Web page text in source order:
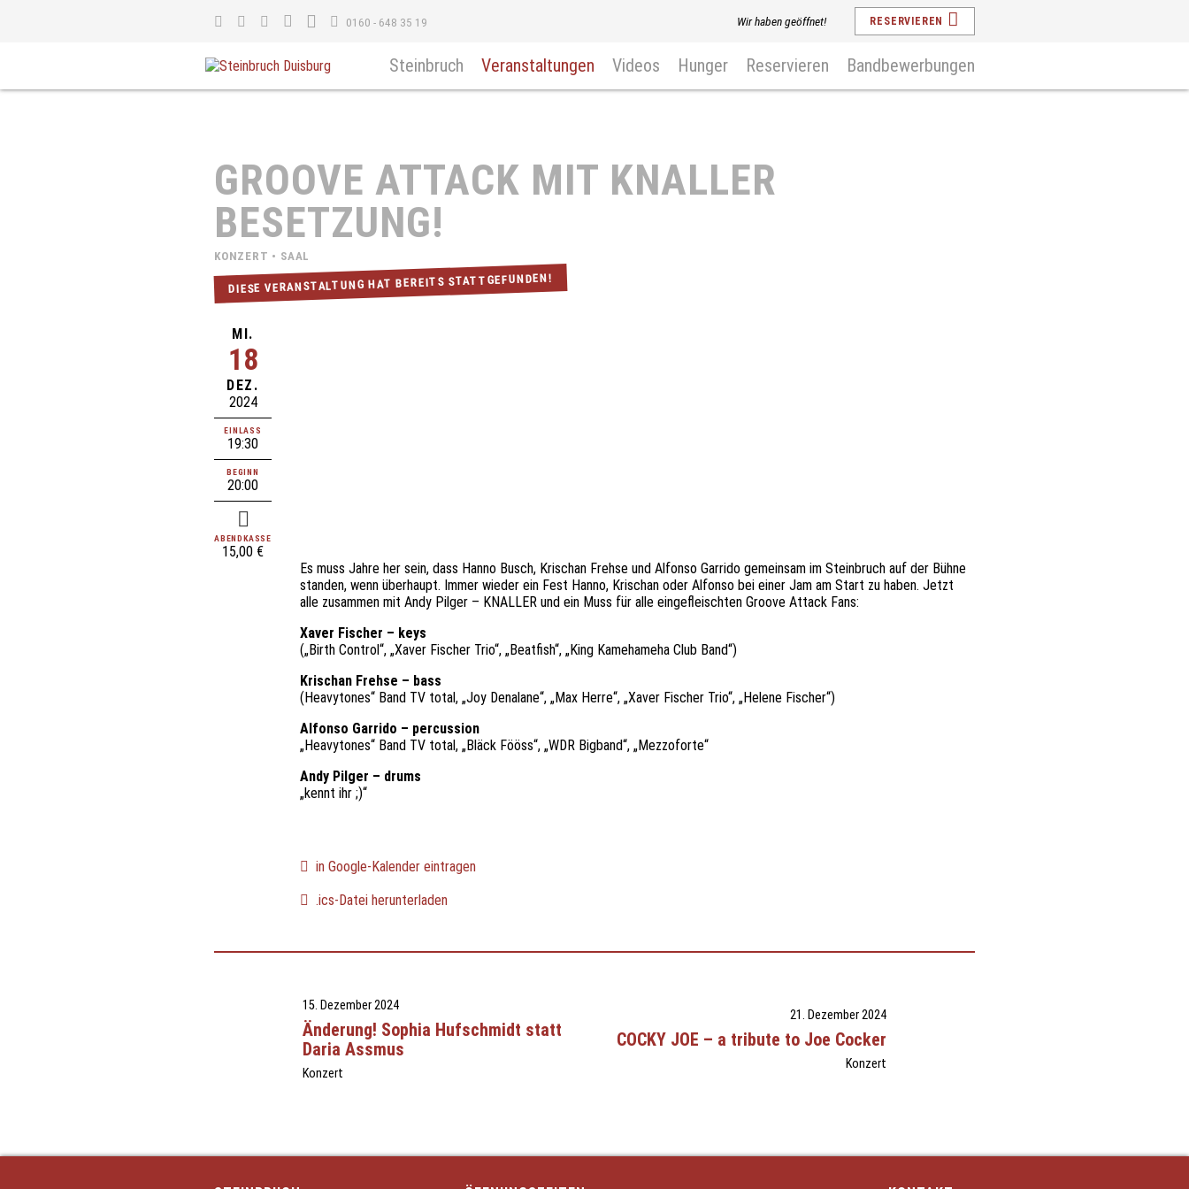
Steinbruch Veranstaltungen Videos Hunger Reservieren Bandbewerbungen
0160 - 648 35 19 Wir haben geöffnet! RESERVIEREN
GROOVE ATTACK MIT KNALLER
BESETZUNG!
KONZERT • SAAL
DIESE VERANSTALTUNG HAT BEREITS STATTGEFUNDEN!
MI.
18
DEZ.
2024
EINLASS
19:30
BEGINN
20:00
ABENDKASSE
15,00 €
Es muss Jahre her sein, dass Hanno Busch, Krischan Frehse und Alfonso Garrido gemeinsam im Steinbruch auf der Bühne
standen, wenn überhaupt. Immer wieder ein Fest Hanno, Krischan oder Alfonso bei einer Jam am Start zu haben. Jetzt
alle zusammen mit Andy Pilger – KNALLER und ein Muss für alle eingefleischten Groove Attack Fans:
Xaver Fischer – keys
(„Birth Control“, „Xaver Fischer Trio“, „Beatfish“, „King Kamehameha Club Band“)
Krischan Frehse – bass
(Heavytones“ Band TV total, „Joy Denalane“, „Max Herre“, „Xaver Fischer Trio“, „Helene Fischer“)
Alfonso Garrido – percussion
„Heavytones“ Band TV total, „Bläck Fööss“, „WDR Bigband“, „Mezzoforte“
Andy Pilger – drums
„kennt ihr ;)“
in Google-Kalender eintragen
.ics-Datei herunterladen
15. Dezember 2024
Änderung! Sophia Hufschmidt statt
Daria Assmus
Konzert
21. Dezember 2024
COCKY JOE – a tribute to Joe Cocker
Konzert